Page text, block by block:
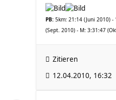
PB: 5km: 21:14 (Juni 2010)
(Sept. 2010) - M: 3:31:47
Zitieren
12.04.2010, 16:32